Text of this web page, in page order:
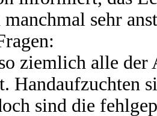
sehr
ziemlich alle der
Handaufzuchten
sind die